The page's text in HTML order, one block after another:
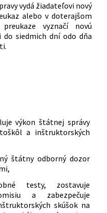
vydá žiadateľovi nový
alebo v doterajšom
vyznačí novú
siedmich dní odo dňa
výkon štátnej správy
a inštruktorských
štátny odborný dozor
testy, zostavuje
a zabezpečuje
skúšok na